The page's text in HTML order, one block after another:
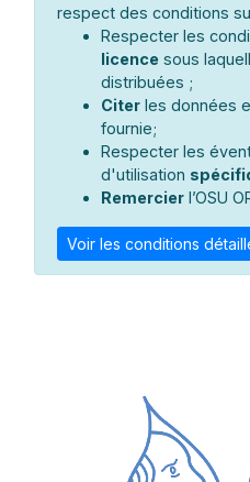
respect des conditions
Respecter les
licence sous
distribuées ;
Citer les données
fournie;
Respecter les
d'utilisation
Remercier l’OSU
Voir les conditions